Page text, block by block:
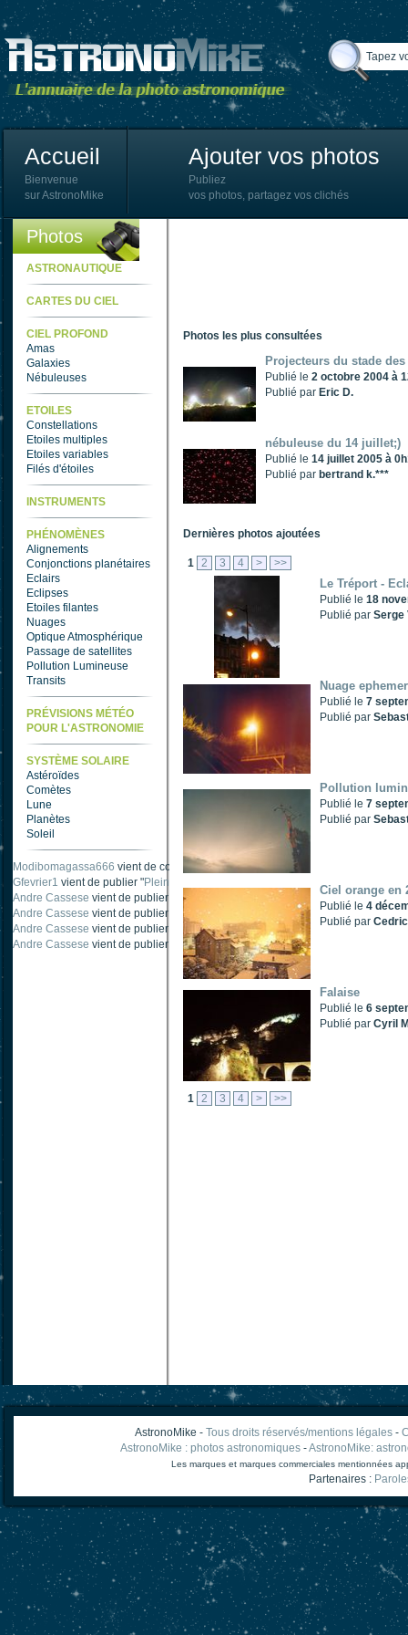
Accueil
Bienvenue
sur AstronoMike
Ajouter vos photos
Publiez
vos photos, partagez vos clichés
Photos
ASTRONAUTIQUE
CARTES DU CIEL
CIEL PROFOND
Amas
Galaxies
Nébuleuses
ETOILES
Constellations
Etoiles multiples
Etoiles variables
Filés d'étoiles
INSTRUMENTS
PHÉNOMÈNES
Alignements
Conjonctions planétaires
Eclairs
Eclipses
Etoiles filantes
Nuages
Optique Atmosphérique
Passage de satellites
Pollution Lumineuse
Transits
PRÉVISIONS MÉTÉO
POUR L'ASTRONOMIE
SYSTÈME SOLAIRE
Astéroïdes
Comètes
Lune
Planètes
Soleil
Modibomagassa666 vient de commenter "Ombre portée d'une traînée d'avion
Gfevrier1 vient de publier "Pleine Lune - 9 Aout 205
Andre Cassese vient de publier "
Tache solaire 18 juin 2021 lunette 120 mm
Andre Cassese vient de publier "
Tache solaire 21 juin 2021 lunette halpha 120
Andre Cassese vient de publier "
taches solaires et zone active halpha 27 juin
Andre Cassese vient de publier " Protuberance explosive 9 juin 2021 lunette
Photos les plus consultées
Projecteurs du stade des
Publié le 2 octobre 2004 à
Publié par Eric D.
nébuleuse du 14 juillet;)
Publié le 14 juillet 2005 à
Publié par bertrand k.***
Dernières photos ajoutées
1 2 3 4 > >>
Le Tréport -
Publié le 18
Publié par Serge
Nuage
Publié le 7
Publié par
Pollution
Publié le 7
Publié par
Ciel orange en
Publié le 4
Publié par
Falaise
Publié le 6
Publié par Cyril
1 2 3 4 > >>
AstronoMike - Tous droits réservés/mentions légales-
AstronoMike : photos astronomiques -AstronoMike:
Les marques et marques commerciales mentionnées
Partenaires :